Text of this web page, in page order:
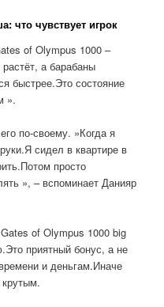
что чувствует игрок
of Olympus 1000 –
а барабаны
быстрее.Это состояние
».
по-своему. »Когда я
сидел в квартире в
просто
», – вспоминает Данияр
of Olympus 1000 big
приятный бонус, а не
и деньгам.Иначе